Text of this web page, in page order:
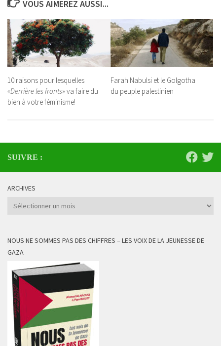
VOUS AIMEREZ AUSSI...
10 raisons pour lesquelles
«Derrière les fronts» va faire du
bien à votre féminisme!
Farah Nabulsi et le Golgotha
du peuple palestinien
SUIVRE :
ARCHIVES
Archives
NOUS NE SOMMES PAS DES CHIFFRES – LES VOIX DE LA JEUNESSE DE
GAZA